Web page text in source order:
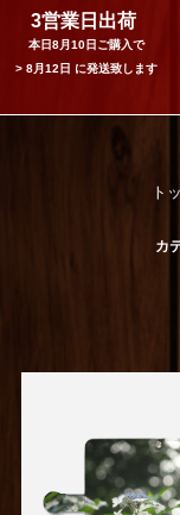
3営業日出荷
本日8月10日 ご購入で
> 8月12日 に発送致します
ト
カ